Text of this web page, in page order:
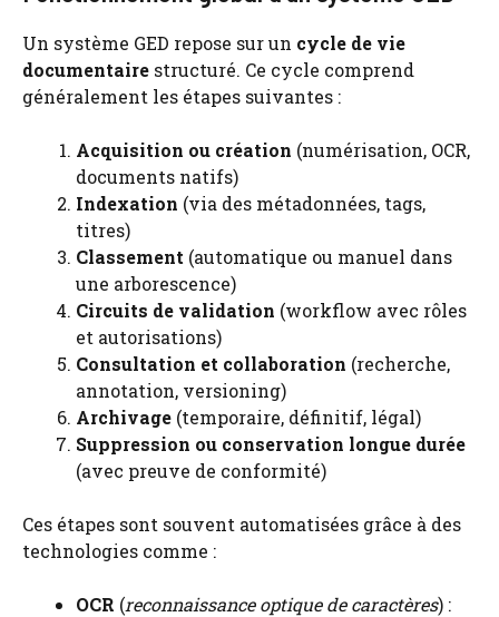
Un système GED repose sur un cycle de vie
documentaire structuré. Ce cycle comprend
généralement les étapes suivantes :
Acquisition ou création (numérisation, OCR,
documents natifs)
Indexation (via des métadonnées, tags,
titres)
Classement (automatique ou manuel dans
une arborescence)
Circuits de validation (workflow avec rôles
et autorisations)
Consultation et collaboration (recherche,
annotation, versioning)
Archivage (temporaire, définitif, légal)
Suppression ou conservation longue durée
(avec preuve de conformité)
Ces étapes sont souvent automatisées grâce à des
technologies comme :
OCR (reconnaissance optique de caractères) :